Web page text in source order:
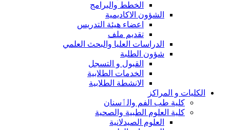
الخطط والبرامج
الشؤون الاكاديمية
اعضاء هيئة التدريس
تقديم ملف
الدراسات العليا والبحث العلمي
شؤون الطلبة
القبول و التسجل
الخدمات الطلابية
الانشطة الطلابية
الكليات و المراكز
كلية طب الفم والٲسنان
كلية العلوم الطبية والصحية
العلوم الصيدلانية